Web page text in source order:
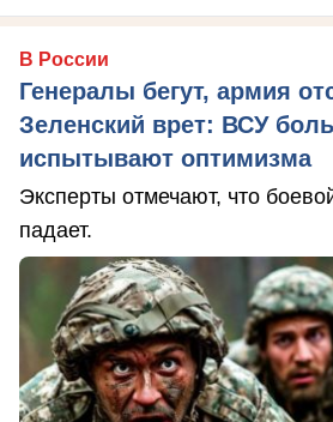
В России
Генералы бегут, армия
Зеленский врет: ВСУ
испытывают оптимизма
Эксперты отмечают, что
падает.